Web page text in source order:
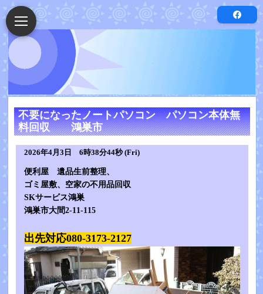
不要になったノートパソコン パソコン本体無
料回収 鴻巣市
2026年4月3日 6時38分44秒 (Fri)
便利屋 遺品生前整理、
ゴミ屋敷、空家の不用品回収
SKサービス鴻巣
鴻巣市大間2-11-115
出先対応080-3173-2127